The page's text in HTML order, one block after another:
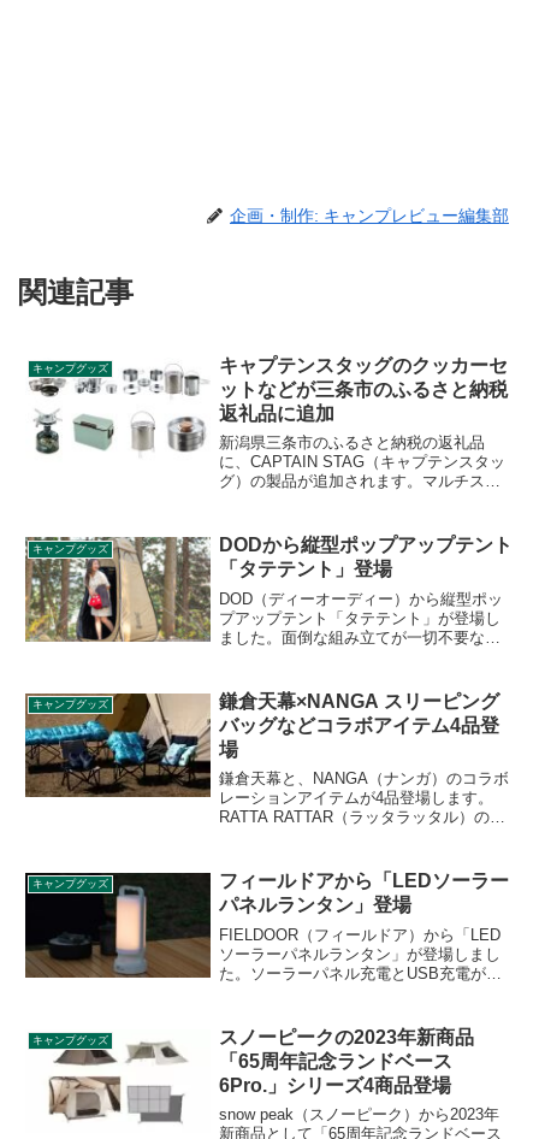
企画・制作: キャンプレビュー編集部
関連記事
キャンプグッズ
キャプテンスタッグのクッカーセ
ットなどが三条市のふるさと納税
返礼品に追加
新潟県三条市のふるさと納税の返礼品
に、CAPTAIN STAG（キャプテンスタッ
グ）の製品が追加されます。マルチステ
ャンプで使いやすいグッズが追加されま
す。詳細をレビューします。
キャンプグッズ
DODから縦型ポップアップテント
「タテテント」登場
DOD（ディーオーディー）から縦型ポッ
プアップテント「タテテント」が登場し
ました。面倒な組み立てが一切不要なポ
用のテントとしても活用できます。詳細
をレビューします。
キャンプグッズ
鎌倉天幕×NANGA スリーピング
バッグなどコラボアイテム4品登
場
鎌倉天幕と、NANGA（ナンガ）のコラボ
レーションアイテムが4品登場します。
RATTA RATTAR（ラッタラッタル）のア
ズ、クッション＆ピローの4アイテムで
す。詳細をレビューします。
キャンプグッズ
フィールドアから「LEDソーラー
パネルランタン」登場
FIELDOOR（フィールドア）から「LED
ソーラーパネルランタン」が登場しまし
た。ソーラーパネル充電とUSB充電が可
ウトドアやレジャーなどの使用はもちろ
ん、家の中での使用や災害時に大活躍な
アイテムです。詳細をレビューします。
キャンプグッズ
スノーピークの2023年新商品
「65周年記念ランドベース
6Pro.」シリーズ4商品登場
snow peak（スノーピーク）から2023年
新商品として「65周年記念ランドベース